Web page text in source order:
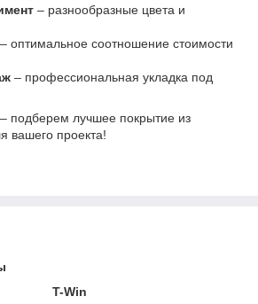
– разнообразные цвета и
– оптимальное соотношение стоимости
– профессиональная укладка под
– подберем лучшее покрытие из
вашего проекта!
T-Win